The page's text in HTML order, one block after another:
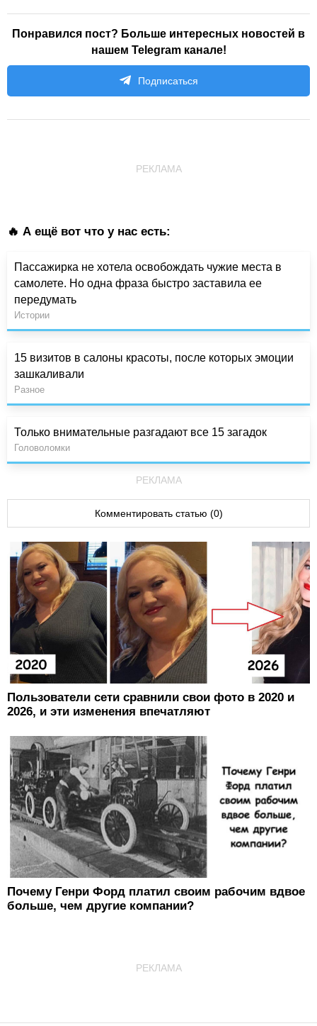
Понравился пост? Больше интересных новостей в
нашем Telegram канале!
Подписаться
РЕКЛАМА
🔥 А ещё вот что у нас есть:
Пассажирка не хотела освобождать чужие места в
самолете. Но одна фраза быстро заставила ее
передумать
Истории
15 визитов в салоны красоты, после которых эмоции
зашкаливали
Разное
Только внимательные разгадают все 15 загадок
Головоломки
РЕКЛАМА
Комментировать статью (0)
Пользователи сети сравнили свои фото в 2020 и
2026, и эти изменения впечатляют
Почему Генри Форд платил своим рабочим вдвое
больше, чем другие компании?
РЕКЛАМА